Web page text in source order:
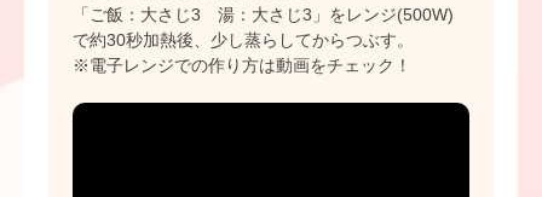
「ご飯：大さじ3 湯：大さじ3」をレンジ(500W)
で約30秒加熱後、少し蒸らしてからつぶす。
※電子レンジでの作り方は動画をチェック！